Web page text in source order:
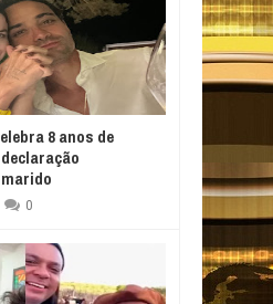
8 anos de
0